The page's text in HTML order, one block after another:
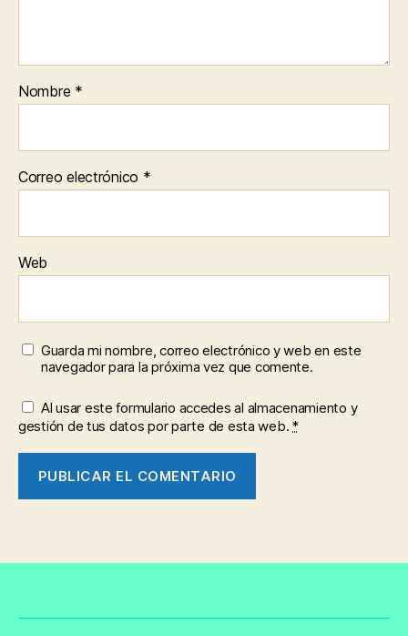
Nombre *
Correo electrónico *
Web
Guarda mi nombre, correo electrónico y web en este
navegador para la próxima vez que comente.
Al usar este formulario accedes al almacenamiento y
gestión de tus datos por parte de esta web.*